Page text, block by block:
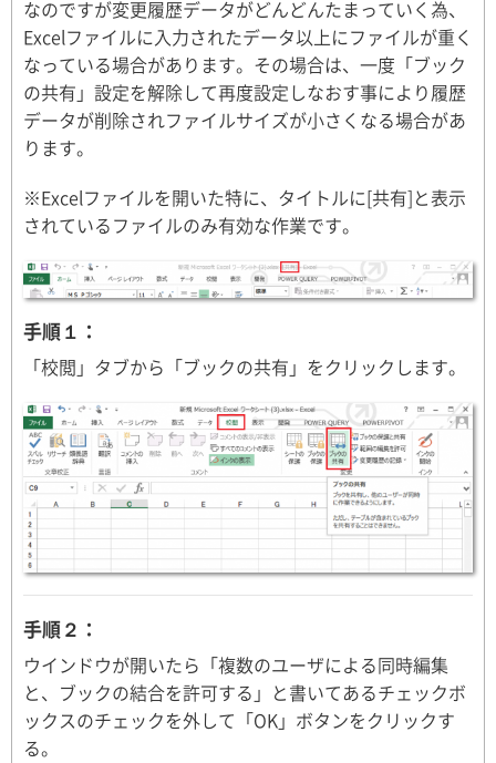
なのですが変更履歴データがどんどんたまっていく為、
Excelファイルに入力されたデータ以上にファイルが重く
なっている場合があります。その場合は、一度「ブック
の共有」設定を解除して再度設定しなおす事により履歴
データが削除されファイルサイズが小さくなる場合があ
ります。
※Excelファイルを開いた特に、タイトルに[共有]と表示
されているファイルのみ有効な作業です。
手順１：
「校閲」タブから「ブックの共有」をクリックします。
手順２：
ウインドウが開いたら「複数のユーザによる同時編集
と、ブックの結合を許可する」と書いてあるチェックボ
ックスのチェックを外して「OK」ボタンをクリックす
る。